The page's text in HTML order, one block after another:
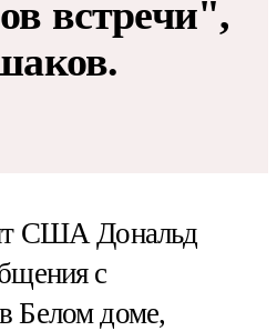
встречи",
США Дональд
с
Белом доме,